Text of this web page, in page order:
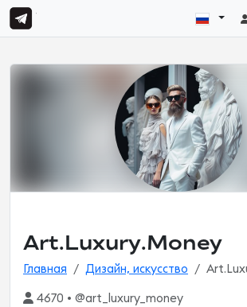
Art.Luxury.Money
Главная Дизайн, искусство
4670 • @art_luxury_money